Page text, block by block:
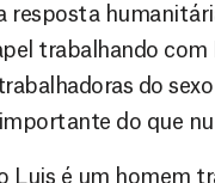
resposta
trabalhando com
do
do que
Luis é um homem